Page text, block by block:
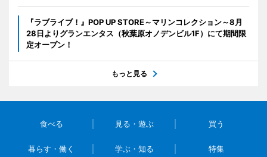
『ラブライブ！』POP UP STORE～マリンコレクション～8月
28日よりグランエンタス（秋葉原オノデンビル1F）にて期間限
定オープン！
もっと見る
食べる 見る・遊ぶ 買う
暮らす・働く 学ぶ・知る 特集